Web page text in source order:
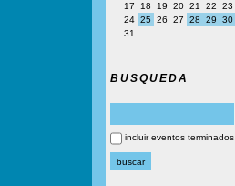
17
18 19 20 21 22
23
24 25 26 27 28 29
30
31
BUSQUEDA
incluir eventos terminados